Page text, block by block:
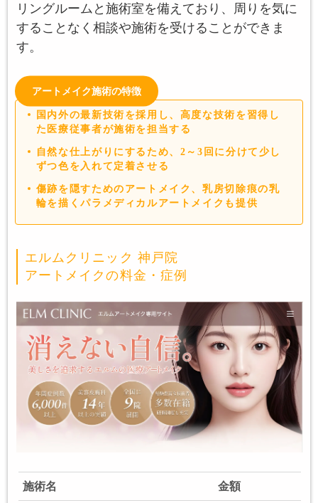
リングルームと施術室を備えており、周りを気に
することなく相談や施術を受けることができま
す。
アートメイク施術の特徴
国内外の最新技術を採用し、高度な技術を習得し
た医療従事者が施術を担当する
自然な仕上がりにするため、2～3回に分けて少し
ずつ色を入れて定着させる
傷跡を隠すためのアートメイク、乳房切除痕の乳
輪を描くパラメディカルアートメイクも提供
エルムクリニック 神戸院
アートメイクの料金・症例
施術名 金額